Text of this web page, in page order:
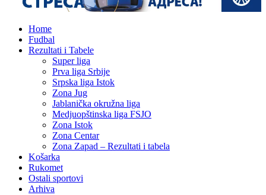
Home
Fudbal
Rezultati i Tabele
Super liga
Prva liga Srbije
Srpska liga Istok
Zona Jug
Jablanička okružna liga
Medjuopštinska liga FSJO
Zona Istok
Zona Centar
Zona Zapad – Rezultati i tabela
Košarka
Rukomet
Ostali sportovi
Arhiva